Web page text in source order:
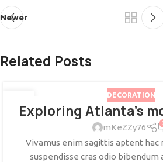
Newer
Related Posts
AUG
DECORATION
Exploring Atlanta’s
mKeZZy76
Vivamus enim sagittis aptent hac
suspendisse cras odio bibendum